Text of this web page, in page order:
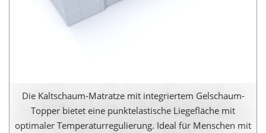
Die Kaltschaum-Matratze mit integriertem Gelschaum-
Topper bietet eine punktelastische Liegefläche mit
optimaler Temperaturregulierung. Ideal für Menschen mit